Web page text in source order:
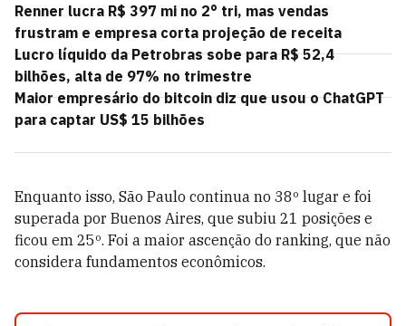
Renner lucra R$ 397 mi no 2° tri, mas vendas
frustram e empresa corta projeção de receita
Lucro líquido da Petrobras sobe para R$ 52,4
bilhões, alta de 97% no trimestre
Maior empresário do bitcoin diz que usou o ChatGPT
para captar US$ 15 bilhões
Enquanto isso, São Paulo continua no 38º lugar e foi
superada por Buenos Aires, que subiu 21 posições e
ficou em 25º. Foi a maior ascenção do ranking, que não
considera fundamentos econômicos.